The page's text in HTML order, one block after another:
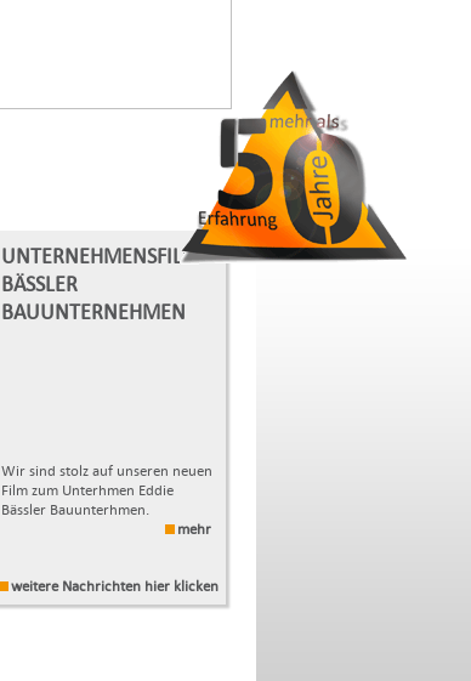
UNTERNEHMENSFILM
BÄSSLER
BAUUNTERNEHMEN
Wir sind stolz auf unseren neuen
Film zum Unterhmen Eddie
Bässler Bauunterhmen.
mehr
weitere Nachrichten hier klicken